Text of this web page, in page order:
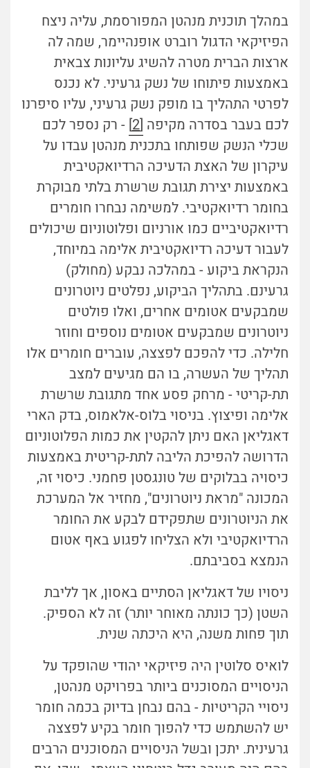
במהלך תוכנית מנהטן המפורסמת, עליה ניצח
הפיזיקאי הדגול רוברט אופנהיימר, שמה לה
ארצות הברית מטרה להשיג עליונות צבאית
באמצעות פיתוחו של נשק גרעיני. לא נכנס
לפרטי התהליך בו מופק נשק גרעיני, עליו סיפרנו
לכם בעבר בסדרה מקיפה [2]
- רק נספר לכם
שכלי הנשק שפותחו בתכנית מנהטן עבדו על
עיקרון של האצת הדעיכה הרדיואקטיבית
באמצעות יצירת תגובת שרשרת בלתי מבוקרת
בחומר רדיואקטיבי. למשימה נבחרו חומרים
רדיואקטיביים כמו אורניום ופלוטוניום שיכולים
לעבור דעיכה רדיואקטיבית אלימה במיוחד,
הנקראת ביקוע - במהלכה נבקע (מחולק)
גרעינם. בתהליך הביקוע, נפלטים ניוטרונים
שמבקעים אטומים אחרים, ואלו פולטים
ניוטרונים שמבקעים אטומים נוספים וחוזר
חלילה. כדי להפכם לפצצה, עוברים חומרים אלו
תהליך של העשרה, בו הם מגיעים למצב
תת-קריטי - מרחק פסע אחד מתגובת שרשרת
אלימה ופיצוץ. בניסוי בלוס-אלאמוס, בדק הארי
דאגליאן האם ניתן להקטין את כמות הפלוטוניום
הדרושה להפיכת הליבה לתת-קריטית באמצעות
כיסויה בבלוקים של טונגסטן פחמני. כיסוי זה,
המכונה "מראת ניוטרונים", מחזיר אל המערכת
את הניוטרונים שתפקידם לבקע את החומר
הרדיואקטיבי ולא הצליחו לפגוע באף אטום
הנמצא בסביבתם.
ניסויו של דאגליאן הסתיים באסון, אך לליבת
השטן (כך כונתה מאוחר יותר) זה לא הספיק.
תוך פחות משנה, היא היכתה שנית.
לואיס סלוטין היה פיזיקאי יהודי שהופקד על
הניסויים המסוכנים ביותר בפרויקט מנהטן,
ניסויי הקריטיות - בהם נבחן בדיוק בכמה חומר
יש להשתמש כדי להפוך חומר בקיע לפצצה
גרעינית. יתכן ובשל הניסויים המסוכנים הרבים